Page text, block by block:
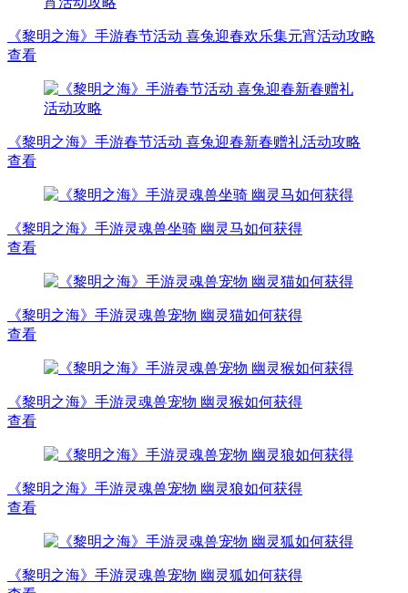
《黎明之海》手游春节活动 喜兔迎春欢乐集元宵活动攻略
查看
《黎明之海》手游春节活动 喜兔迎春新春赠礼活动攻略
查看
《黎明之海》手游灵魂兽坐骑 幽灵马如何获得
查看
《黎明之海》手游灵魂兽宠物 幽灵猫如何获得
查看
《黎明之海》手游灵魂兽宠物 幽灵猴如何获得
查看
《黎明之海》手游灵魂兽宠物 幽灵狼如何获得
查看
《黎明之海》手游灵魂兽宠物 幽灵狐如何获得